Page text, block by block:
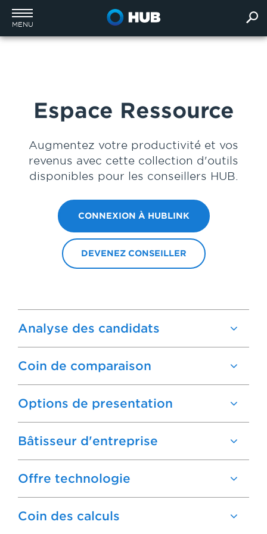
MENU
Espace Ressource
Augmentez votre productivité et vos
revenus avec cette collection d'outils
disponibles pour les conseillers HUB.
CONNEXION À HUBLINK
DEVENEZ CONSEILLER
Analyse des candidats
Coin de comparaison
Options de presentation
Bâtisseur d'entreprise
Offre technologie
Coin des calculs